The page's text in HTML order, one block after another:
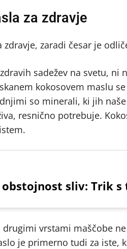
za zdravje
zaradi česar je
sadežev na svetu, ni
kokosovem maslu
so minerali, ki jih
resnično potrebuje.
sliv: Trik
vrstami maščobe
je primerno tudi za iste,